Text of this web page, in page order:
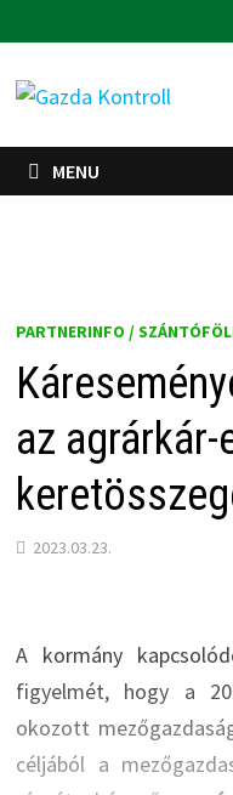
to
content
MENU
PARTNERINFO /
az
2023.03.23.
A kormány
figyelmét, hogy a
okozott
céljából a